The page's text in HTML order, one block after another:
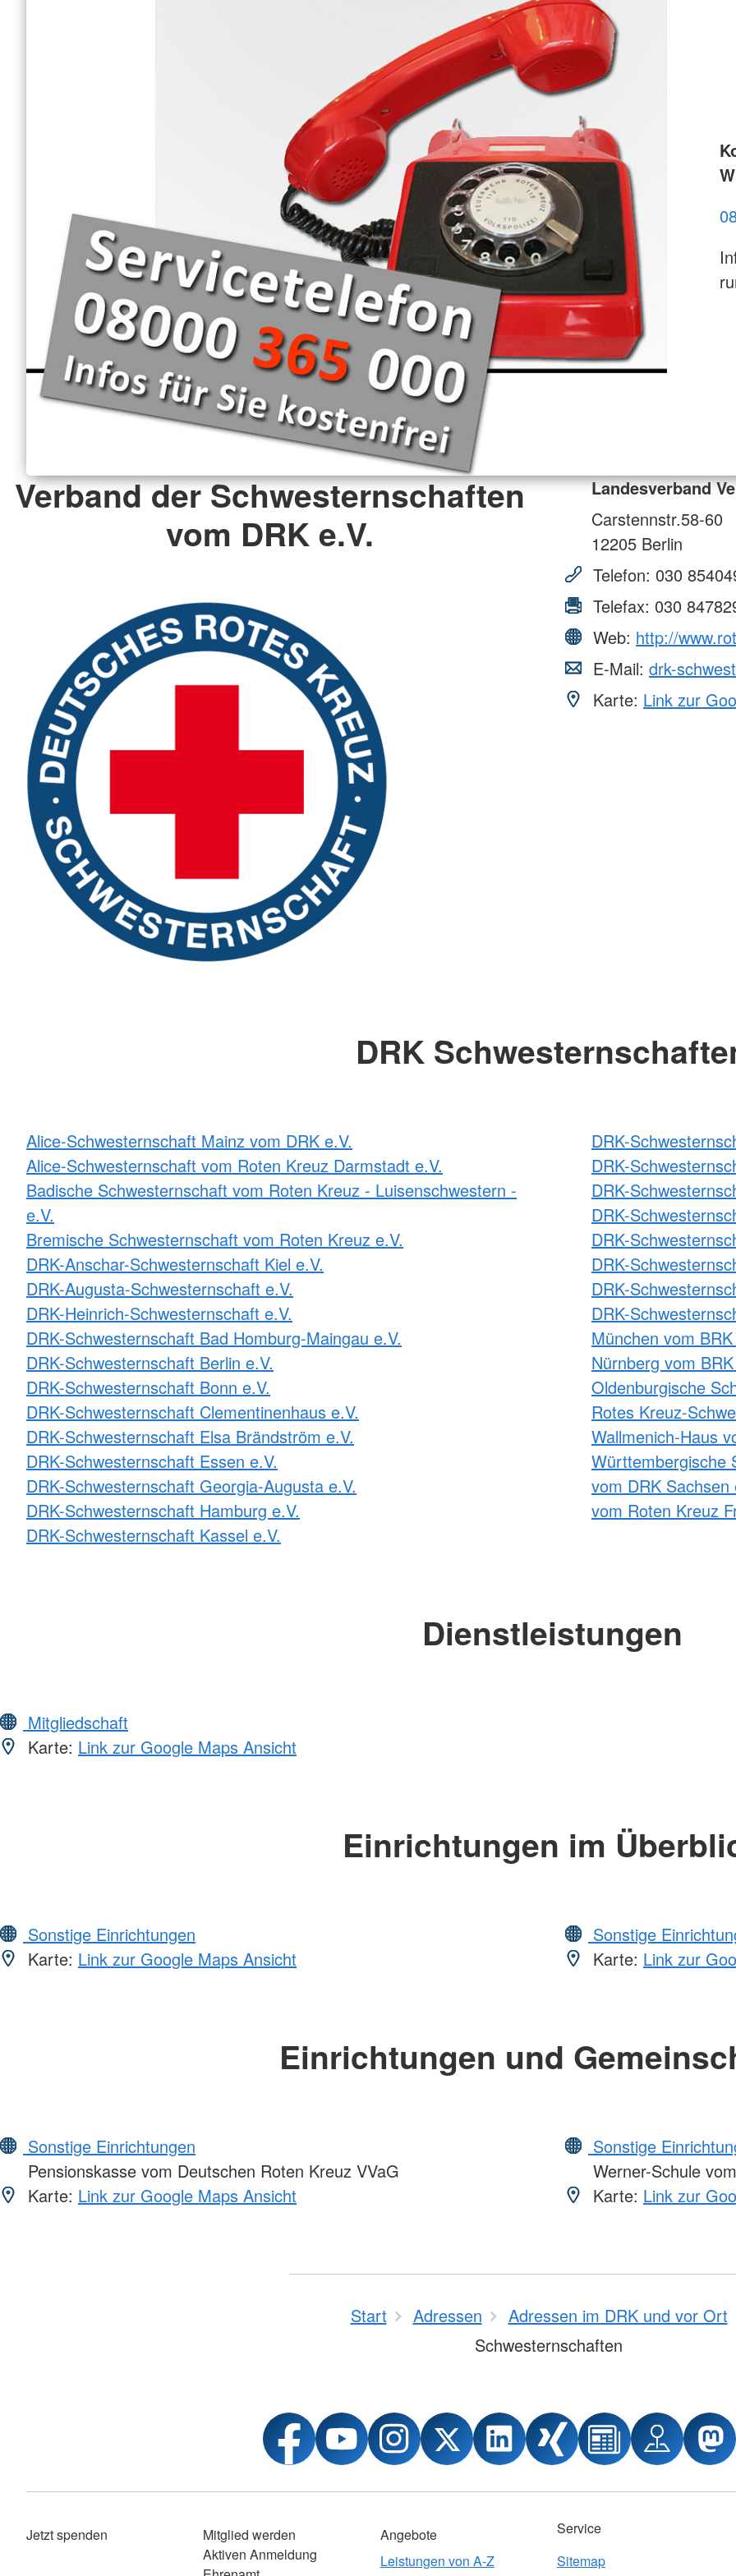
Verband der Schwesternschaften
vom DRK e.V.
Landesverband
Carstennstr.58-60
12205 Berlin
Telefon: 030
Telefax: 030
Web: http://
E-Mail: drk-
Karte: Link zur
DRK
Alice-Schwesternschaft Mainz vom DRK e.V.
Alice-Schwesternschaft vom Roten Kreuz Darmstadt e.V.
Badische Schwesternschaft vom Roten Kreuz - Luisenschwestern -
e.V.
Bremische Schwesternschaft vom Roten Kreuz e.V.
DRK-Anschar-Schwesternschaft Kiel e.V.
DRK-Augusta-Schwesternschaft e.V.
DRK-Heinrich-Schwesternschaft e.V.
DRK-Schwesternschaft Bad Homburg-Maingau e.V.
DRK-Schwesternschaft Berlin e.V.
DRK-Schwesternschaft Bonn e.V.
DRK-Schwesternschaft Clementinenhaus e.V.
DRK-Schwesternschaft Elsa Brändström e.V.
DRK-Schwesternschaft Essen e.V.
DRK-Schwesternschaft Georgia-Augusta e.V.
DRK-Schwesternschaft Hamburg e.V.
DRK-Schwesternschaft Kassel e.V.
DRK-
DRK-
DRK-
DRK-
DRK-
DRK-
DRK-
DRK-
München vom
Nürnberg vom
Oldenburgische
Rotes Kreuz-
Wallmenich-Haus
Württembergische
vom DRK Sachsen
vom Roten Kreuz
Dienstleistungen
Mitgliedschaft
Karte: Link zur Google Maps Ansicht
Einrichtungen im
Sonstige Einrichtungen
Karte: Link zur Google Maps Ansicht
Sonstige
Karte: Link zur
Einrichtungen und
Sonstige Einrichtungen
Pensionskasse vom Deutschen Roten Kreuz VVaG
Karte: Link zur Google Maps Ansicht
Sonstige
Werner-Schule
Karte: Link zur
Start Adressen
Adressen im DRK und vor Ort
Schwesternschaften
Jetzt spenden
Mitglied werden
Aktiven Anmeldung
Angebote
Leistungen von A-Z
Service
Sitemap